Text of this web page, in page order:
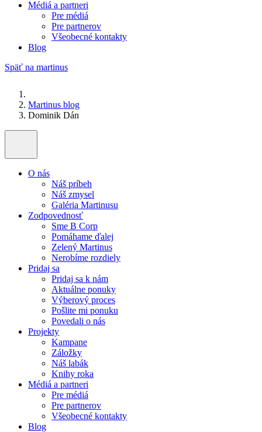
Médiá a partneri
Pre médiá
Pre partnerov
Všeobecné kontakty
Blog
Späť na martinus
Martinus blog
Dominik Dán
O nás
Náš príbeh
Náš zmysel
Galéria Martinusu
Zodpovednosť
Sme B Corp
Pomáhame ďalej
Zelený Martinus
Nerobíme rozdiely
Pridaj sa
Pridaj sa k nám
Aktuálne ponuky
Výberový proces
Pošlite mi ponuku
Povedali o nás
Projekty
Kampane
Záložky
Náš labák
Knihy roka
Médiá a partneri
Pre médiá
Pre partnerov
Všeobecné kontakty
Blog